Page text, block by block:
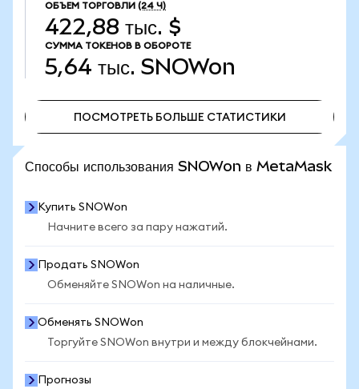
ОБЪЕМ ТОРГОВЛИ (24 Ч)
422,88 тыс. $
СУММА ТОКЕНОВ В ОБОРОТЕ
5,64 тыс. SNOWon
ПОСМОТРЕТЬ БОЛЬШЕ СТАТИСТИКИ
Способы использования SNOWon в MetaMask
Купить SNOWon
Начните всего за пару нажатий.
Продать SNOWon
Обменяйте SNOWon на наличные.
Обменять SNOWon
Торгуйте SNOWon внутри и между блокчейнами.
Прогнозы